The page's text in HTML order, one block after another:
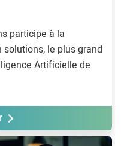
participe à la
le plus grand
Artificielle de